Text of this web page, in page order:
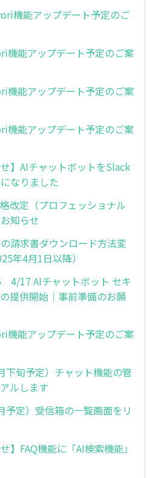
機能アップデート予定のご
能アップデート予定のご案
能アップデート予定のご案
能アップデート予定のご案
せ】AIチャットボットをSlack
なりました
改定（プロフェッショナル
知らせ
請求書ダウンロード方法変
年4月1日以降）
4/17 AIチャットボット セキ
提供開始｜事前準備のお願
能アップデート予定のご案
下旬予定）チャット機能の管
ルします
予定）受信箱の一覧画面をリ
】FAQ機能に「AI検索機能」